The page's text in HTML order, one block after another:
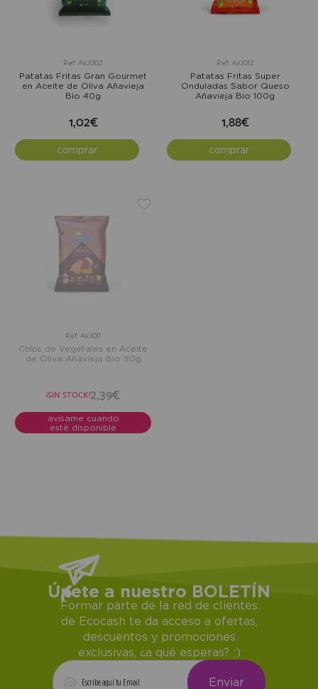
Ref: AVJ002
Patatas Fritas Gran Gourmet
en Aceite de Oliva Añavieja
Bio 40g
1,02€
comprar
Ref: AVJ012
Patatas Fritas Super
Onduladas Sabor Queso
Añavieja Bio 100g
1,88€
comprar
Ref: AVJ011
Chips de Vegetales en Aceite
de Oliva Añavieja Bio 80g
¡SIN STOCK!2,39€
avisame cuando
esté disponible
Únete a nuestro BOLETÍN
Formar parte de la red de clientes
de Ecocash te da acceso a ofertas,
descuentos y promociones
exclusivas, ¿a qué esperas? ;)